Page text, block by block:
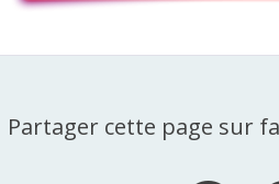
Partager cette page sur